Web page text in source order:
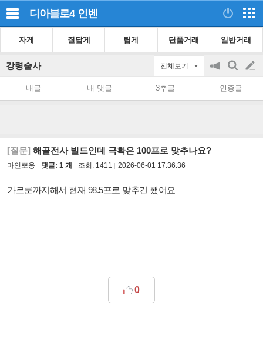
디아블로4 인벤
자게 질답게 팁게 단품거래 일반거래
강령술사 전체보기
공
on/off
검
색
글
쓰
내글 내 댓글 3추글 인증글
[질문] 해골전사 빌드인데 극확은 100프로 맞추나요?
마인뽀옹 댓글: 1 개 조회: 1411 2026-06-01 17:36:36
가르룬까지해서 현재 98.5프로 맞추긴 했어요
0